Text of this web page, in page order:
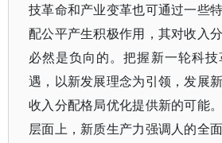
技革命和产业变革也可通过一些
配公平产生积极作用，其对收入
必然是负向的。把握新一轮科
遇，以新发展理念为引领，发展
收入分配格局优化提供新的可能
层面上，新质生产力强调人的全